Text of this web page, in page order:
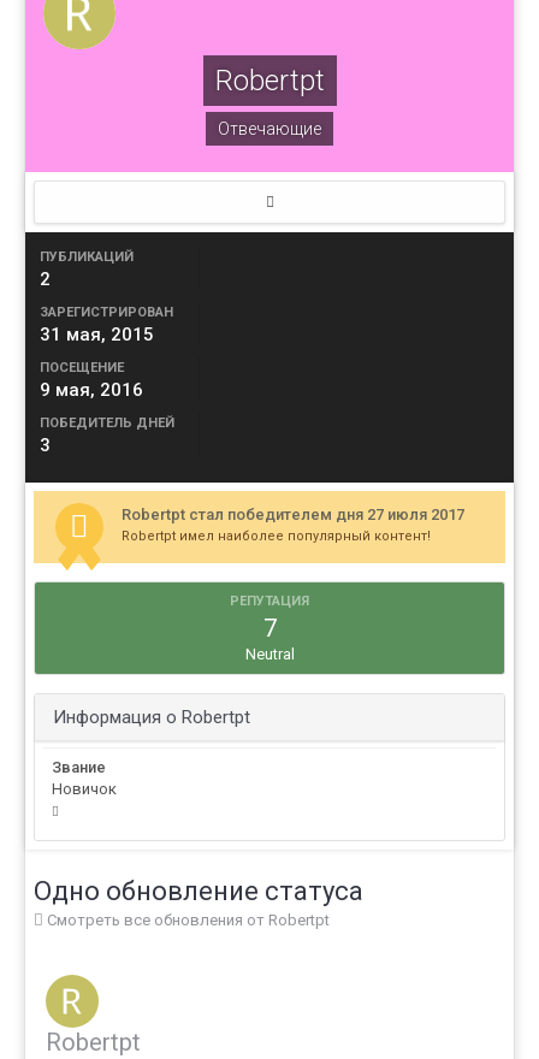
Robertpt
Отвечающие
ПУБЛИКАЦИЙ
2
ЗАРЕГИСТРИРОВАН
31 мая, 2015
ПОСЕЩЕНИЕ
9 мая, 2016
ПОБЕДИТЕЛЬ ДНЕЙ
3
Robertpt стал победителем дня 27 июля 2017
Robertpt имел наиболее популярный контент!
РЕПУТАЦИЯ
7
Neutral
Информация о Robertpt
Звание
Новичок
Одно обновление статуса
Смотреть все обновления от Robertpt
Robertpt